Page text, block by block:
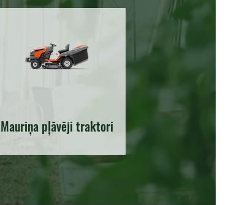
Mauriņa pļāvēji traktori